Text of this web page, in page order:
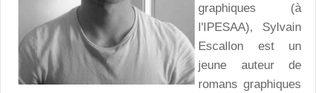
graphiques (à
l'IPESAA), Sylvain
Escallon est un
jeune auteur de
romans graphiques